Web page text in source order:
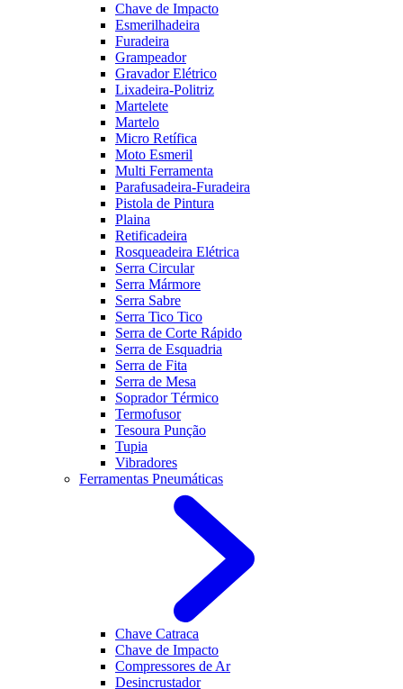
Chave de Impacto
Esmerilhadeira
Furadeira
Grampeador
Gravador Elétrico
Lixadeira-Politriz
Martelete
Martelo
Micro Retífica
Moto Esmeril
Multi Ferramenta
Parafusadeira-Furadeira
Pistola de Pintura
Plaina
Retificadeira
Rosqueadeira Elétrica
Serra Circular
Serra Mármore
Serra Sabre
Serra Tico Tico
Serra de Corte Rápido
Serra de Esquadria
Serra de Fita
Serra de Mesa
Soprador Térmico
Termofusor
Tesoura Punção
Tupia
Vibradores
Ferramentas Pneumáticas
Chave Catraca
Chave de Impacto
Compressores de Ar
Desincrustador